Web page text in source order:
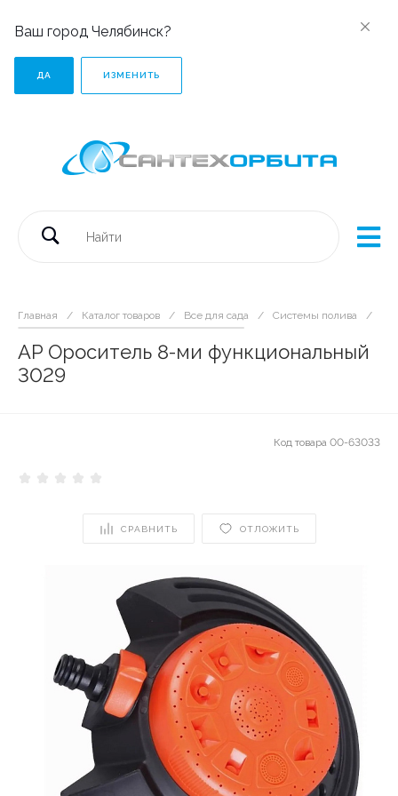
Ваш город Челябинск?
ДА ИЗМЕНИТЬ
Главная / Каталог товаров / Все для сада / Системы полива /
AP Ороситель 8-ми функциональный
3029
Код товара 00-63033
СРАВНИТЬ ОТЛОЖИТЬ